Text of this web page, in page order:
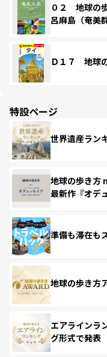
０２ 地球
呂麻島（奄美
Ｄ１７ 地球
特設ページ
世界遺産ラン
地球の歩き方
最新作『オデ
準備も滞在も
地球の歩き方
エアラインラ
グ形式で発表